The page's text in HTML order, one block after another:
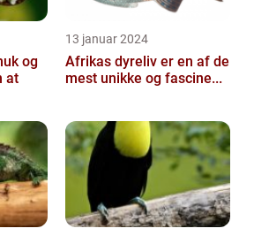
og
at
13 januar 2024
Afrikas dyreliv er en af de
mest unikke og fascine...